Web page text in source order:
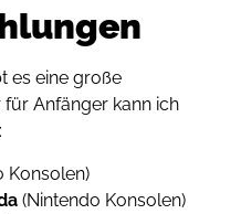
es eine große
Anfänger kann ich
Konsolen)
(Nintendo Konsolen)